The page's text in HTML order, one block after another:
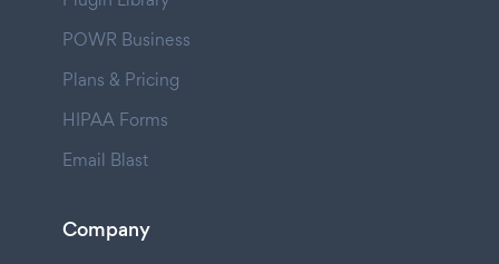
POWR Business
Plans & Pricing
HIPAA Forms
Email Blast
Company